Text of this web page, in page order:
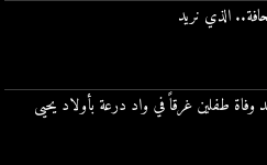
الذي نريد
وفاة طفلين غرقاً في واد درعة بأولاد يحيى